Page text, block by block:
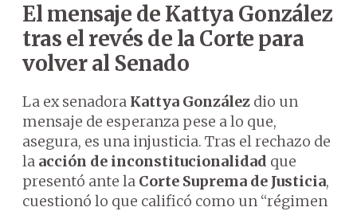
El mensaje de Kattya González
tras el revés de la Corte para
volver al Senado
La ex senadora Kattya González dio un
mensaje de esperanza pese a lo que,
asegura, es una injusticia. Tras el rechazo de
la acción de inconstitucionalidad que
presentó ante la Corte Suprema de Justicia,
cuestionó lo que calificó como un “régimen